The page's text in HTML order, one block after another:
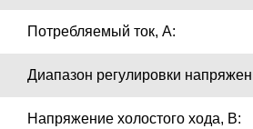
Потребляемый ток, А:
Диапазон регулировки
Напряжение холостого хода, В: